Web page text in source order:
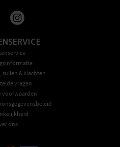
ruilen & klachten
vragen
voorwaarden
ons